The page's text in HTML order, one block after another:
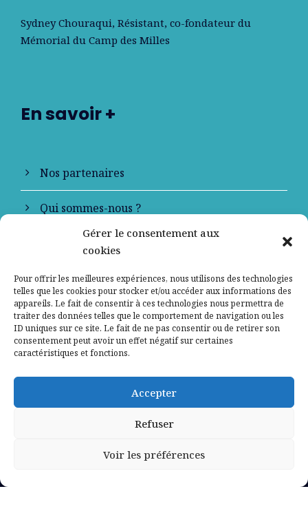
Gérer le consentement aux
cookies
Pour offrir les meilleures expériences, nous utilisons des technologies
telles que les cookies pour stocker et/ou accéder aux informations des
appareils. Le fait de consentir à ces technologies nous permettra de
traiter des données telles que le comportement de navigation ou les
ID uniques sur ce site. Le fait de ne pas consentir ou de retirer son
consentement peut avoir un effet négatif sur certaines
caractéristiques et fonctions.
Accepter
Refuser
Voir les préférences
Sydney Chouraqui, Résistant, co-fondateur du
Mémorial du Camp des Milles
En savoir +
Nos partenaires
Qui sommes-nous ?
Contactez-nous
Mentions légales
Politique de confidentialité